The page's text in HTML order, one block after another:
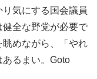
気にする国会議員
全な野党が必要で
めながら、「やれ
るまい。Goto